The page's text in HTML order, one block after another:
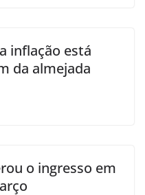
inflação está
da almejada
o ingresso em